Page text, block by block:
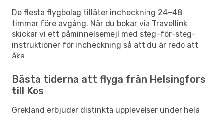
De flesta flygbolag tillåter incheckning 24–48
timmar före avgång. När du bokar via Travellink
skickar vi ett påminnelsemejl med steg-för-steg-
instruktioner för incheckning så att du är redo att
åka.
Bästa tiderna att flyga från Helsingfors
till Kos
Grekland erbjuder distinkta upplevelser under hela